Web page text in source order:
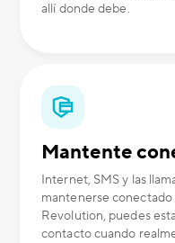
allí donde debe.
Mantente
Internet, SMS y las
mantenerse conectado
Revolution, puedes
contacto cuando